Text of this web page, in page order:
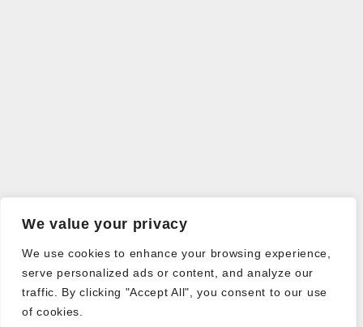
We value your privacy
We use cookies to enhance your browsing experience,
serve personalized ads or content, and analyze our
traffic. By clicking "Accept All", you consent to our use
of cookies.